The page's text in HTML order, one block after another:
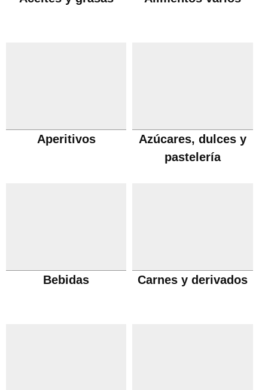
Aperitivos
Azúcares, dulces y
pastelería
Bebidas Carnes y derivados